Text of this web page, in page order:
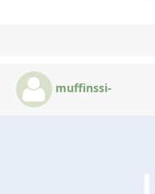
muffinssi-